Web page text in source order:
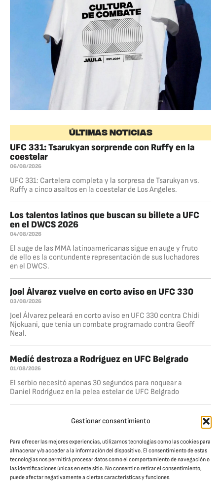
Gestionar consentimiento
Para ofrecer las mejores experiencias, utilizamos tecnologías como las cookies para
almacenar y/o acceder a la información del dispositivo. El consentimiento de estas
tecnologías nos permitirá procesar datos como el comportamiento de navegación o
las identificaciones únicas en este sitio. No consentir o retirar el consentimiento,
puede afectar negativamente a ciertas características y funciones.
ÚLTIMAS NOTICIAS
UFC 331: Tsarukyan sorprende con Ruffy en la
coestelar
06/08/2026
UFC 331: Cartelera completa y la sorpresa de Tsarukyan vs.
Ruffy a cinco asaltos en la coestelar de Los Angeles.
Los talentos latinos que buscan su billete a UFC
en el DWCS 2026
04/08/2026
El auge de las MMA latinoamericanas sigue en auge y fruto
de ello es la contundente representación de sus luchadores
en el DWCS.
Joel Álvarez vuelve en corto aviso en UFC 330
03/08/2026
Joel Álvarez peleará en corto aviso en UFC 330 contra Chidi
Njokuani, que tenía un combate programado contra Geoff
Neal.
Medíć destroza a Rodríguez en UFC Belgrado
01/08/2026
El serbio necesitó apenas 30 segundos para noquear a
Daniel Rodríguez en la pelea estelar de UFC Belgrado
Dominio total de Ankalaev
Magomed Ankalaev volvió a la senda del triunfo al derrotar
a Bogdan Guskov por nocaut técnico en el quinto round,
dentro de la pelea estelar de UFC Abu Dhabi. El